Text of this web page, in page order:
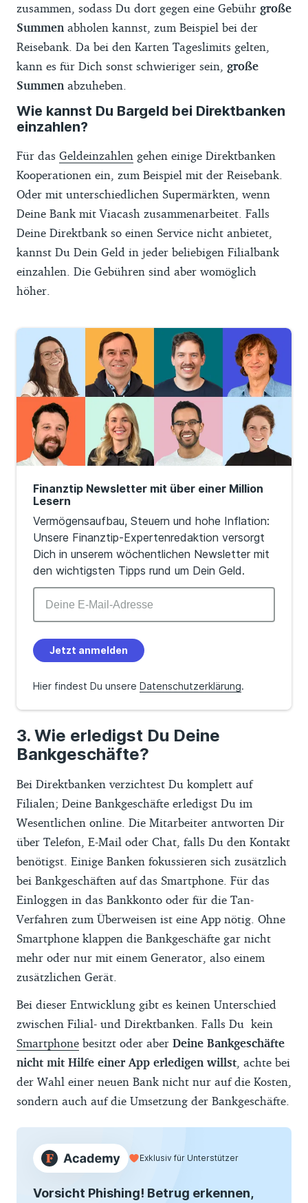
zusammen, sodass Du dort gegen eine Gebühr große
Summen abholen kannst, zum Beispiel bei der
Reisebank. Da bei den Karten Tageslimits gelten,
kann es für Dich sonst schwieriger sein, große
Summen abzuheben.
Wie kannst Du Bargeld bei Direktbanken
einzahlen?
Für das Geldeinzahlen gehen einige Direktbanken
Kooperationen ein, zum Beispiel mit der Reisebank.
Oder mit unterschiedlichen Supermärkten, wenn
Deine Bank mit Viacash zusammenarbeitet. Falls
Deine Direktbank so einen Service nicht anbietet,
kannst Du Dein Geld in jeder beliebigen Filialbank
einzahlen. Die Gebühren sind aber womöglich
höher.
Finanztip Newsletter mit über einer Million
Lesern
Vermögensaufbau, Steuern und hohe Inflation:
Unsere Finanztip-Expertenredaktion versorgt
Dich in unserem wöchentlichen Newsletter mit
den wichtigsten Tipps rund um Dein Geld.
Jetzt anmelden
Hier findest Du unsere Datenschutzerklärung.
Wie erledigst Du Deine
Bankgeschäfte?
Bei Direktbanken verzichtest Du komplett auf
Filialen; Deine Bankgeschäfte erledigst Du im
Wesentlichen online. Die Mitarbeiter antworten Dir
über Telefon, E-Mail oder Chat, falls Du den Kontakt
benötigst. Einige Banken fokussieren sich zusätzlich
bei Bankgeschäften auf das Smartphone. Für das
Einloggen in das Bankkonto oder für die Tan-
Verfahren zum Überweisen ist eine App nötig. Ohne
Smartphone klappen die Bankgeschäfte gar nicht
mehr oder nur mit einem Generator, also einem
zusätzlichen Gerät.
Bei dieser Entwicklung gibt es keinen Unterschied
zwischen Filial- und Direktbanken. Falls Du kein
Smartphone besitzt oder aber Deine Bankgeschäfte
nicht mit Hilfe einer App erledigen willst , achte bei
der Wahl einer neuen Bank nicht nur auf die Kosten,
sondern auch auf die Umsetzung der Bankgeschäfte.
Exklusiv für Unterstützer
Vorsicht Phishing! Betrug erkennen,